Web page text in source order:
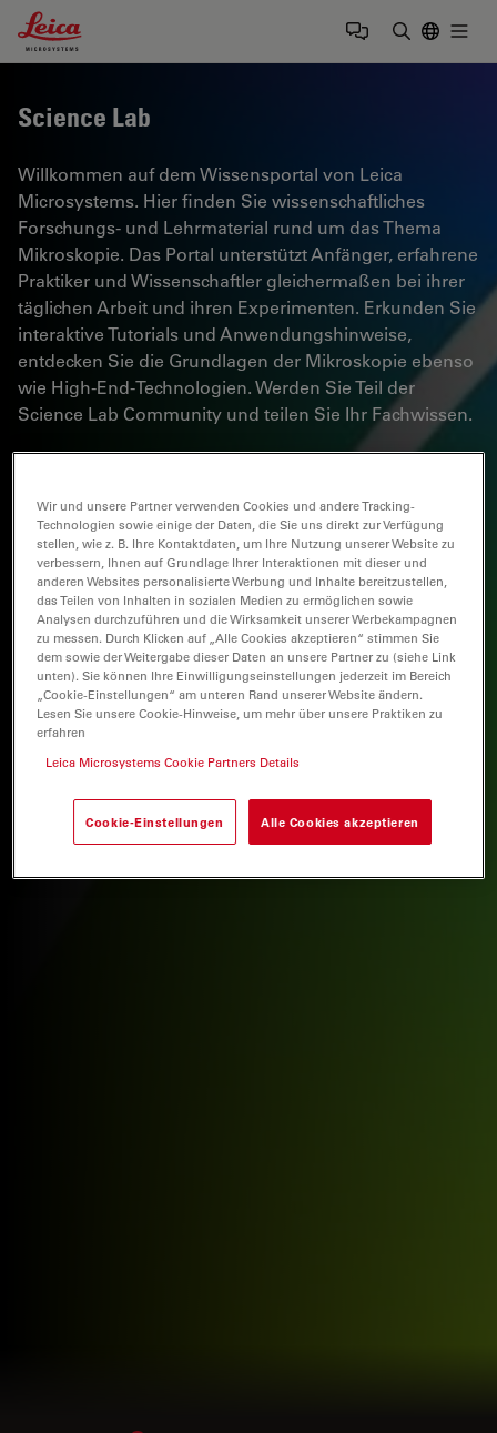
Leica Microsystems Logo
Science Lab
Willkommen auf dem Wissensportal von Leica
Microsystems. Hier finden Sie wissenschaftliches
Forschungs- und Lehrmaterial rund um das Thema
Mikroskopie. Das Portal unterstützt Anfänger, erfahrene
Praktiker und Wissenschaftler gleichermaßen bei ihrer
täglichen Arbeit und ihren Experimenten. Erkunden Sie
interaktive Tutorials und Anwendungshinweise,
entdecken Sie die Grundlagen der Mikroskopie ebenso
wie High-End-Technologien. Werden Sie Teil der
Science Lab Community und teilen Sie Ihr Fachwissen.
Wir und unsere Partner verwenden Cookies und andere Tracking-
Technologien sowie einige der Daten, die Sie uns direkt zur Verfügung
stellen, wie z. B. Ihre Kontaktdaten, um Ihre Nutzung unserer Website zu
verbessern, Ihnen auf Grundlage Ihrer Interaktionen mit dieser und
anderen Websites personalisierte Werbung und Inhalte bereitzustellen,
das Teilen von Inhalten in sozialen Medien zu ermöglichen sowie
Analysen durchzuführen und die Wirksamkeit unserer Werbekampagnen
zu messen. Durch Klicken auf „Alle Cookies akzeptieren“ stimmen Sie
dem sowie der Weitergabe dieser Daten an unsere Partner zu (siehe Link
unten). Sie können Ihre Einwilligungseinstellungen jederzeit im Bereich
„Cookie-Einstellungen“ am unteren Rand unserer Website ändern.
Lesen Sie unsere Cookie-Hinweise, um mehr über unsere Praktiken zu
erfahren
Leica Microsystems Cookie Partners Details
Cookie-Einstellungen Alle Cookies akzeptieren